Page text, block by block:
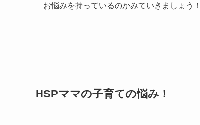
お悩みを持っているのかみていきましょう！
HSPママの子育ての悩み！